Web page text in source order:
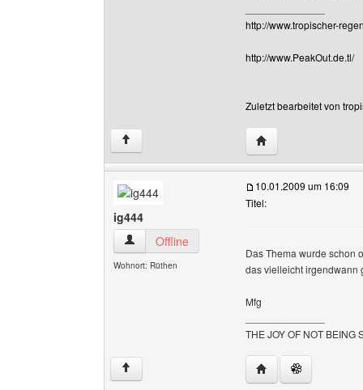
http://www.tropischer-
http://www.PeakOut.de.tl/
Zuletzt bearbeitet von
↑ Website dieses
ig444
ig444 Benutzer-Profile anzeigen
Offline
Wohnort: Rüthen
10.01.2009 um 16:09
Titel:
Das Thema wurde schon
das vielleicht irgendwann
Mfg
THE JOY OF NOT BEING
↑ Website dieses